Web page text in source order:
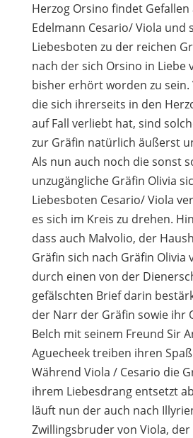
Herzog Orsino findet
Edelmann Cesario/ Viola und
Liebesboten zu der reichen
nach der sich Orsino in Liebe
bisher erhört worden zu sein.
die sich ihrerseits in den
auf Fall verliebt hat, sind
zur Gräfin natürlich äußerst
Als nun auch noch die sonst
unzugängliche Gräfin Olivia
Liebesboten Cesario/ Viola
es sich im Kreis zu drehen.
dass auch Malvolio, der
Gräfin sich nach Gräfin Olivia
durch einen von der
gefälschten Brief darin
der Narr der Gräfin sowie ihr
Belch mit seinem Freund Sir
Aguecheek treiben ihren
Während Viola / Cesario die
ihrem Liebesdrang entsetzt
läuft nun der auch nach
Zwillingsbruder von Viola,